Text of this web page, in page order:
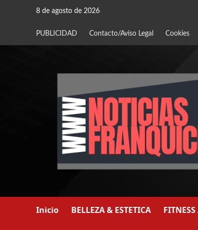
8 de agosto de 2026
PUBLICIDAD Contacto/Aviso Legal Cookies
Inicio BELLEZA & ESTETICA